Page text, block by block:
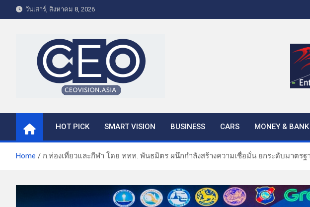
k
n
วันเสาร์, สิงหาคม 8, 2026
CEO VISION.ASIA
HOT PICK SMART VISION BUSINESS CARS MONEY & BANK
Home ก.ท่องเที่ยวและกีฬา โดย ททท. พันธมิตร ผนึกกำลังสร้างความเชื่อมั่น ยกระดับมาต